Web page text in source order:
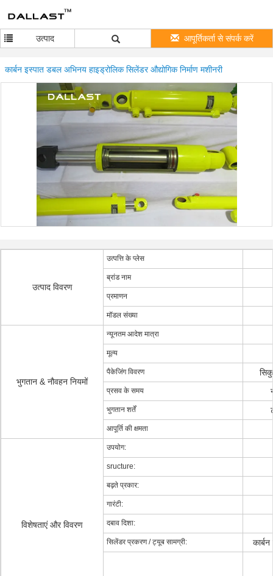
उत्पाद आपूर्तिकर्ता से संपर्क करें
कार्बन इस्पात डबल अभिनय हाइड्रोलिक सिलेंडर औद्योगिक निर्माण मशीनरी
उत्पाद विवरण
उत्पत्ति के प्लेस
ब्रांड नाम
प्रमाणन
मॉडल संख्या
भुगतान & नौवहन नियमों
न्यूनतम आदेश मात्रा
मूल्य
पैकेजिंग विवरण
प्रसव के समय
भुगतान शर्तें
आपूर्ति की क्षमता
विशेषताएं और विवरण
उपयोग:
sructure:
बढ़ते प्रकार:
गारंटी:
दबाव दिशा:
सिलेंडर प्रकरण / ट्यूब सामग्री: